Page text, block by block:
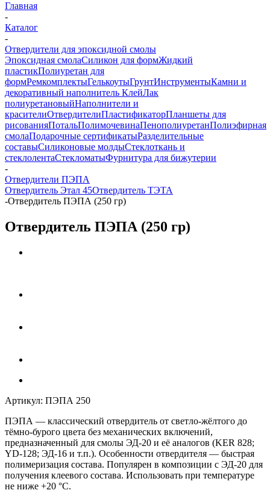
Главная
-
Каталог
-
Отвердители для эпоксидной смолы
Эпоксидная смолаСиликон для формЖидкий
пластикПолиуретан для
формРемкомплектыГелькоутыГрунтИнструментыКамни и
декоративный наполнитель КлейЛак
полиуретановыйНаполнители и
красителиОтвердителиПластификаторПланшеты для
рисованияПотальПолимочевинаПенополиуретанПолиэфирная
смолаПодарочные сертификатыРазделительные
составыСиликоновые молдыСтеклоткань и
стеклолентаСтекломатыФурнитура для бижутерии
-
Отвердители ПЭПА
Отвердитель Этал 45Отвердитель ТЭТА
-Отвердитель ПЭПА (250 гр)
Отвердитель ПЭПА (250 гр)
Артикул: ПЭПА 250
ПЭПА — классический отвердитель от светло-жёлтого до
тёмно-бурого цвета без механических включений,
предназначенный для смолы ЭД-20 и её аналогов (KER 828;
YD-128; ЭД-16 и т.п.). Особенности отвердителя — быстрая
полимеризация состава. Популярен в композиции с ЭД-20 для
получения клеевого состава. Использовать при температуре
не ниже +20 °C.